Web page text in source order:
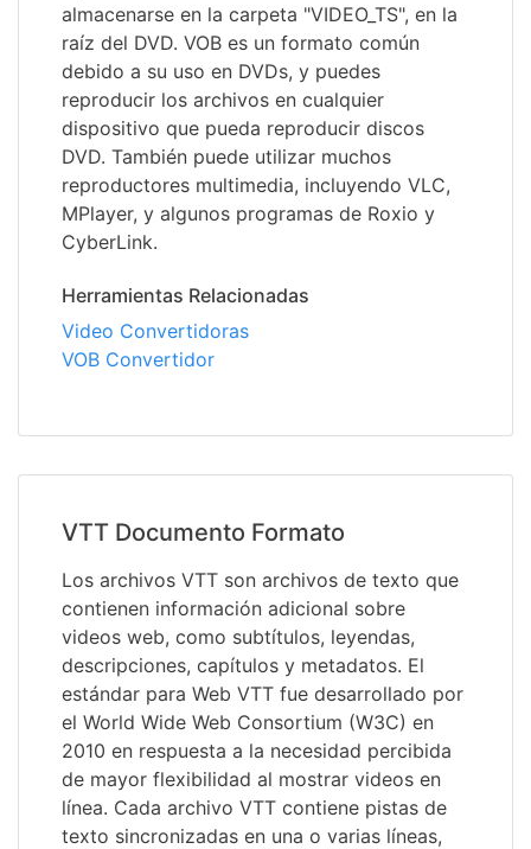
almacenarse en la carpeta "VIDEO_TS", en la
raíz del DVD. VOB es un formato común
debido a su uso en DVDs, y puedes
reproducir los archivos en cualquier
dispositivo que pueda reproducir discos
DVD. También puede utilizar muchos
reproductores multimedia, incluyendo VLC,
MPlayer, y algunos programas de Roxio y
CyberLink.
Herramientas Relacionadas
Video Convertidoras
VOB Convertidor
VTT Documento Formato
Los archivos VTT son archivos de texto que
contienen información adicional sobre
videos web, como subtítulos, leyendas,
descripciones, capítulos y metadatos. El
estándar para Web VTT fue desarrollado por
el World Wide Web Consortium (W3C) en
2010 en respuesta a la necesidad percibida
de mayor flexibilidad al mostrar videos en
línea. Cada archivo VTT contiene pistas de
texto sincronizadas en una o varias líneas,